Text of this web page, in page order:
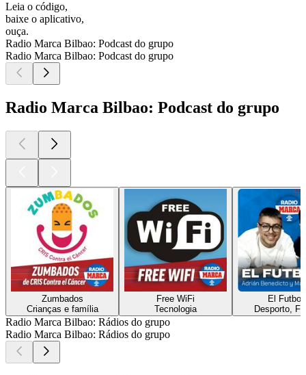
Leia o código,
baixe o aplicativo,
ouça.
Radio Marca Bilbao: Podcast do grupo
Radio Marca Bilbao: Podcast do grupo
Radio Marca Bilbao: Podcast do grupo
Zumbados
Crianças e família
Free WiFi
Tecnologia
El
Desporto,
Radio Marca Bilbao: Rádios do grupo
Radio Marca Bilbao: Rádios do grupo